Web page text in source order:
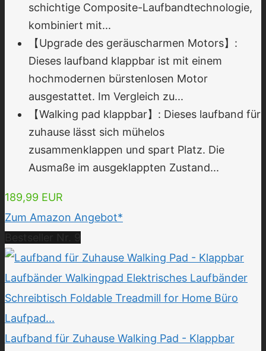
schichtige Composite-Laufbandtechnologie,
kombiniert mit...
【Upgrade des geräuscharmen Motors】:
Dieses laufband klappbar ist mit einem
hochmodernen bürstenlosen Motor
ausgestattet. Im Vergleich zu...
【Walking pad klappbar】: Dieses laufband für
zuhause lässt sich mühelos
zusammenklappen und spart Platz. Die
Ausmaße im ausgeklappten Zustand...
189,99 EUR
Zum Amazon Angebot*
Laufband für Zuhause Walking Pad - Klappbar